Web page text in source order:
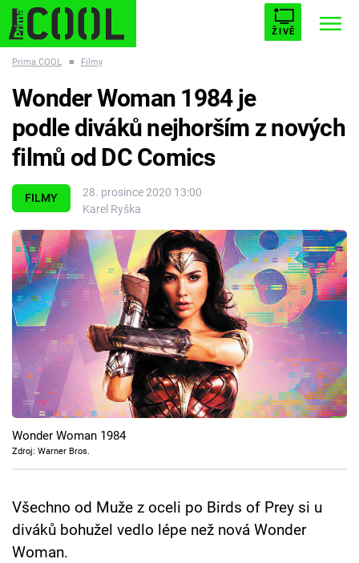
ŽIVĚ
ESCAPE PLNEJ KOTEL AVENGERS 5
Témata
Filmy
Seriály
Hry
Cool Esport
Pořady
TV Program
Prima COOL ■ Filmy
FILMY
28. prosince 2020 13:00
Karel Ryška
Wonder Woman 1984 je
podle diváků nejhorším z nových
filmů od DC Comics
Wonder Woman 1984
Zdroj: Warner Bros.
Všechno od Muže z oceli po Birds of Prey si u
diváků bohužel vedlo lépe než nová Wonder
Woman.